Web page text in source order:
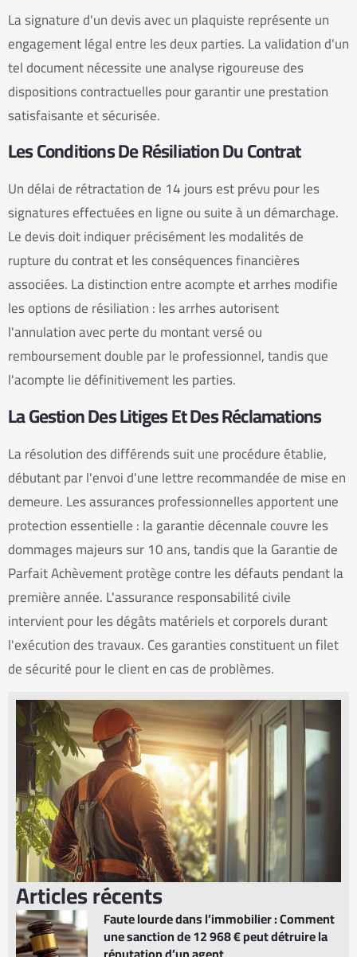
La signature d'un devis avec un plaquiste représente un
engagement légal entre les deux parties. La validation d'un
tel document nécessite une analyse rigoureuse des
dispositions contractuelles pour garantir une prestation
satisfaisante et sécurisée.
Les Conditions De Résiliation Du Contrat
Un délai de rétractation de 14 jours est prévu pour les
signatures effectuées en ligne ou suite à un démarchage.
Le devis doit indiquer précisément les modalités de
rupture du contrat et les conséquences financières
associées. La distinction entre acompte et arrhes modifie
les options de résiliation : les arrhes autorisent
l'annulation avec perte du montant versé ou
remboursement double par le professionnel, tandis que
l'acompte lie définitivement les parties.
La Gestion Des Litiges Et Des Réclamations
La résolution des différends suit une procédure établie,
débutant par l'envoi d'une lettre recommandée de mise en
demeure. Les assurances professionnelles apportent une
protection essentielle : la garantie décennale couvre les
dommages majeurs sur 10 ans, tandis que la Garantie de
Parfait Achèvement protège contre les défauts pendant la
première année. L'assurance responsabilité civile
intervient pour les dégâts matériels et corporels durant
l'exécution des travaux. Ces garanties constituent un filet
de sécurité pour le client en cas de problèmes.
Articles récents
Faute lourde dans l’immobilier : Comment
une sanction de 12 968 € peut détruire la